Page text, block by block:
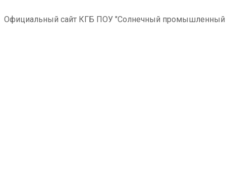
Официальный сайт КГБ ПОУ "Солнечный промышленный